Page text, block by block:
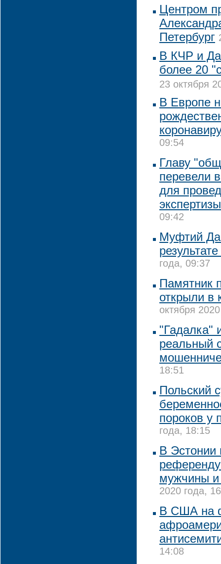
Центром
Петербург
В КЧР и
более 20
23 октября
В Европе
09:54
Главу
перевели
для
экспертизы
09:42
Муфтий
года, 09:37
Памятник
открыли в
октября
"Гадалка"
реальный
18:51
Польский
пороков у
года, 18:15
В Эстонии
мужчины
2020 года,
В США на
14:08